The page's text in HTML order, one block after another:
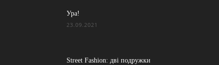
Ура!
23.09.2021
Street Fashion: дві подружки